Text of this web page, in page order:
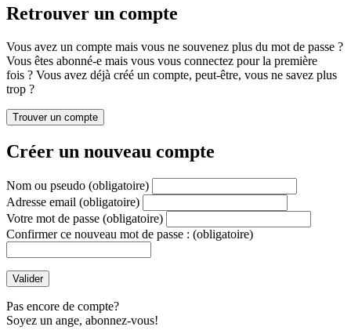
Retrouver un compte
Vous avez un compte mais vous ne souvenez plus du mot de passe ?
Vous êtes abonné-e mais vous vous connectez pour la première
fois ? Vous avez déjà créé un compte, peut-être, vous ne savez plus
trop ?
Créer un nouveau compte
Nom ou pseudo (obligatoire)
Adresse email (obligatoire)
Votre mot de passe (obligatoire)
Confirmer ce nouveau mot de passe : (obligatoire)
Pas encore de compte?
Soyez un ange, abonnez-vous!